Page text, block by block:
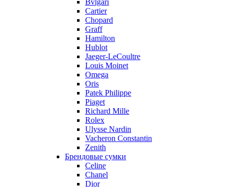
Bvlgari
Cartier
Chopard
Graff
Hamilton
Hublot
Jaeger-LeCoultre
Louis Moinet
Omega
Oris
Patek Philippe
Piaget
Richard Mille
Rolex
Ulysse Nardin
Vacheron Constantin
Zenith
Брендовые сумки
Celine
Chanel
Dior